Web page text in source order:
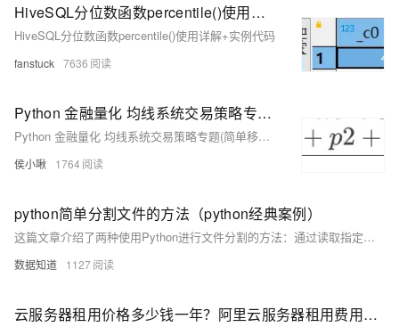
HiveSQL分位数函数percentile()使用详解+实例代码
HiveSQL分位数函数percentile()使用详解+实例代码
fanstuck 7636
Python 金融量化 均线系统交易策略专题(简单移动平均，加权移动平均，指数加权移动平均，异同移动平均MACD等解读与绘图)
Python 金融量化 均线系统交易策略专题(简单移动平均，加权移动平均，指数加权移动平均，异同移动平均MACD等解读与绘图)
侯小啾 1764
python简单分割文件的方法（python经典案例）
这篇文章介绍了两种使用Python进行文件分割的方法：通过读取指定字节数分割大文件成小文件，以及通过行数将文本文件分割成多个小文件。
数据知道 1127
云服务器租用价格多少钱一年？阿里云服务器租用费用价格表，一年、一个月和1小时报价明细